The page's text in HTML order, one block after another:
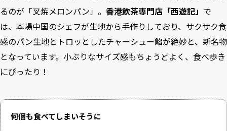
るのが「叉焼メロンパン」。 香港飲茶専門店「西遊記」 で
は、本場中国のシェフが生地から手作りしており、サクサク食
感のパン生地とトロッとしたチャーシュー餡が絶妙と、新名物
となっています。小ぶりなサイズ感もちょうどよく、食べ歩き
にぴったり！
何個も食べてしまいそうに